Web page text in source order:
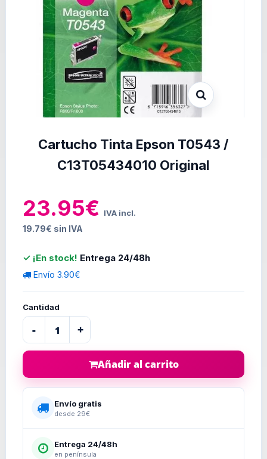
Cartucho Tinta Epson T0543 /
C13T05434010 Original
23.95€ IVA incl.
19.79€ sin IVA
✓ ¡En stock! Entrega 24/48h
Envío 3.90€
Cantidad
- +
Añadir al carrito
Envío gratis
desde 29€
Entrega 24/48h
en península